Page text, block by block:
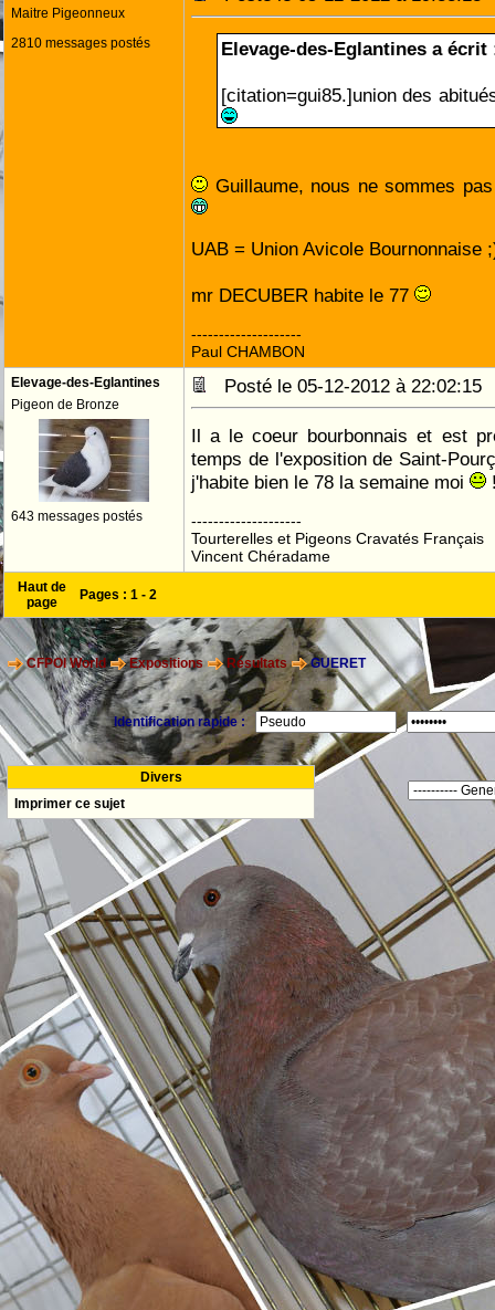
Maitre Pigeonneux
2810 messages postés
Elevage-des-Eglantines a écrit
[citation=gui85.]union des
Guillaume, nous ne sommes
UAB = Union Avicole Bournonnaise
mr DECUBER habite le 77
--------------------
Paul CHAMBON
Elevage-des-Eglantines
Pigeon de Bronze
643 messages postés
Posté le 05-12-2012 à
Il a le coeur bourbonnais et est
temps de l'exposition de Saint-
j'habite bien le 78 la semaine moi
--------------------
Tourterelles et Pigeons Cravatés Français
Vincent Chéradame
Haut de
page
Pages : 1 - 2
CFPOI World Expositions Résultats GUERET
Identification rapide :
Divers
Imprimer ce sujet